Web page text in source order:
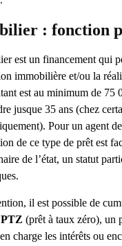
: fonction
est un financement qui
immobilière et/ou la
est au minimum de 75
jusque 35 ans (chez
Pour un agent
de ce type de prêt est
de l’état, un statut
il est possible de
(prêt à taux zéro), un
charge les intérêts ou